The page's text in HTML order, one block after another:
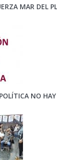
MAR DEL
NO